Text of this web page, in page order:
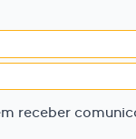
receber